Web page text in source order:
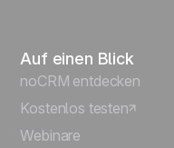
Auf einen Blick
noCRM entdecken
Kostenlos testen
Webinare